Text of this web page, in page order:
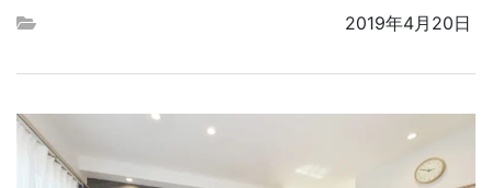
2019年4月20日